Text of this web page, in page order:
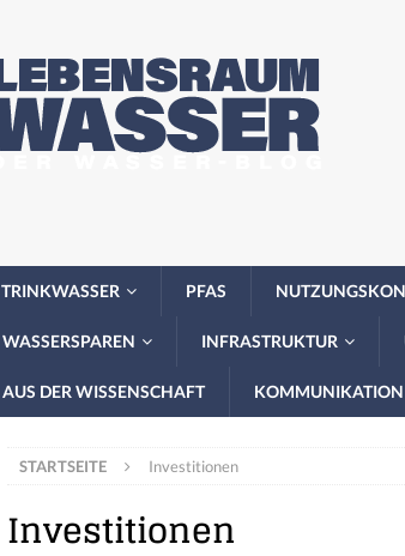
TRINKWASSER PFAS
WASSERSPAREN INFRASTRUKTUR
AUS DER WISSENSCHAFT KOMMUNIKATION
STARTSEITE Investitionen
Investitionen